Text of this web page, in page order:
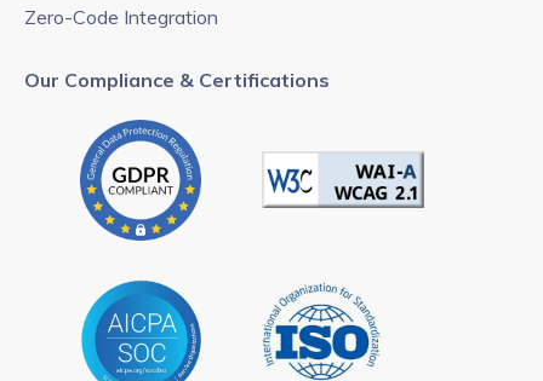
Zero-Code Integration
Our Compliance & Certifications